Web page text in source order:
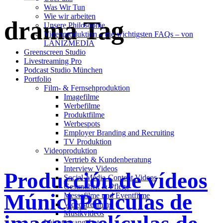
Was Wir Tun
Wie wir arbeiten
Unsere Philosophie
Videoproduktion – die wichtigsten FAQs – von
LANIZMEDIA
Greenscreen Studio
Livestreaming Pro
Podcast Studio München
Portfolio
Film- & Fernsehproduktion
Imagefilme
Werbefilme
Produktfilme
Werbespots
Employer Branding and Recruiting
TV Produktion
Videoproduktion
Vertrieb & Kundenberatung
Interview Videos
Social-Media-Content Videos
Gesundheit & Pflege
Mes­se­filme und Eventfilme
Video­strea­ming
Musikvideos
drama Tag
Producción de vídeos
MúnichPelículas de